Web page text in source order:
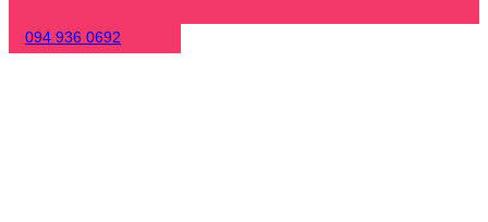
094 936 0692